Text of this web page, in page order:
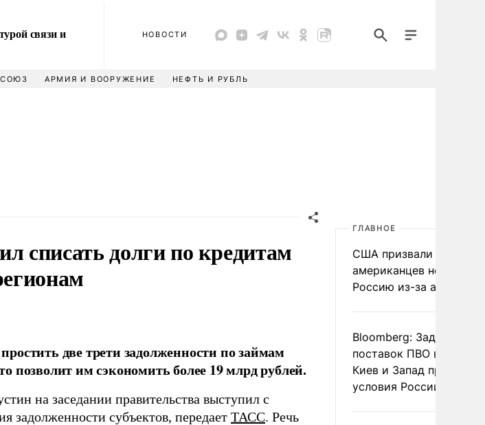
связи и
НОВОСТИ
АРМИЯ И ВООРУЖЕНИЕ НЕФТЬ И РУБЛЬ
списать долги по кредитам
две трети задолженности по займам
позволит им сэкономить более 19 млрд рублей.
на заседании правительства выступил с
задолженности субъектов, передает ТАСС. Речь
ГЛАВНОЕ
США призвали
американцев не
Россию из-за атак ВСУ
Bloomberg: Задержка
поставок ПВО вынудит
Киев и Запад принять
условия России